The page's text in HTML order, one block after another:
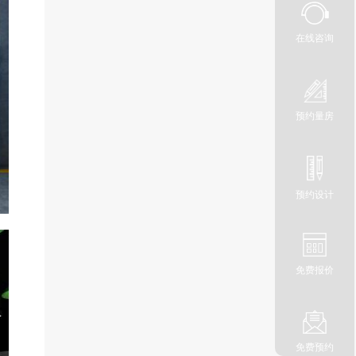
在线咨询
预约量房
预约设计
免费报价
免费预约